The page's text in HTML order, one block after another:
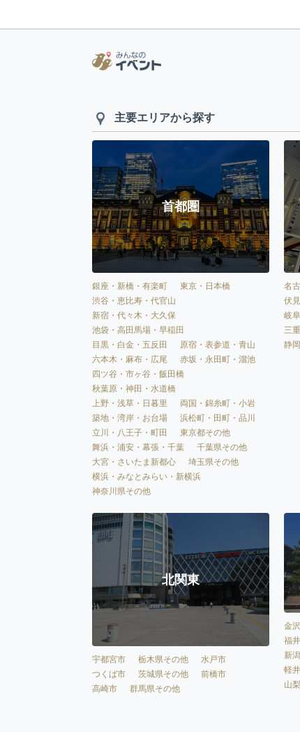
主要エリアから探す
首都圏
銀座・新橋・有楽町
東京・日本橋
渋谷・恵比寿・代官山
新宿・代々木・大久保
池袋・高田馬場・早稲田
目黒・白金・五反田
原宿・表参道・青山
六本木・麻布・広尾
赤坂・永田町・溜池
四ツ谷・市ヶ谷・飯田橋
秋葉原・神田・水道橋
上野・浅草・日暮里
両国・錦糸町・小岩
築地・湾岸・お台場
浜松町・田町・品川
立川・八王子・町田
東京都その他
舞浜・浦安・幕張・千葉
千葉県その他
大宮・さいたま新都心
埼玉県その他
横浜・みなとみらい・新横浜
神奈川県その他
名
伏
岐
三
静
北関東
宇都宮市 栃木県その他
水戸市
つくば市
茨城県その他
前橋市
高崎市
群馬県その他
金
福
新
軽
山